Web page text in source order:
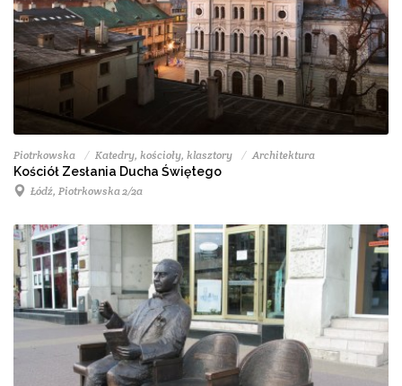
Piotrkowska Katedry, kościoły, klasztory Architektura
Kościół Zesłania Ducha Świętego
Łódź, Piotrkowska 2/2a